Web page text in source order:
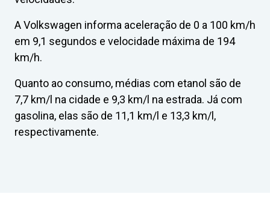
A Volkswagen informa aceleração de 0 a 100 km/h
em 9,1 segundos e velocidade máxima de 194
km/h.
Quanto ao consumo, médias com etanol são de
7,7 km/l na cidade e 9,3 km/l na estrada. Já com
gasolina, elas são de 11,1 km/l e 13,3 km/l,
respectivamente.